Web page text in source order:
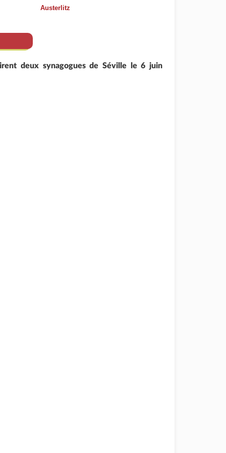
Austerlitz
deux synagogues de Séville le 6 juin